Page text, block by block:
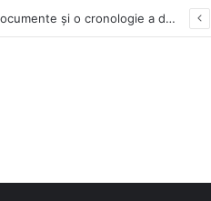
Contractul Climatic continuă prin Compania de Apă? Haritina Craița își susține acuzația cu documente și o cronologie a deciziilor